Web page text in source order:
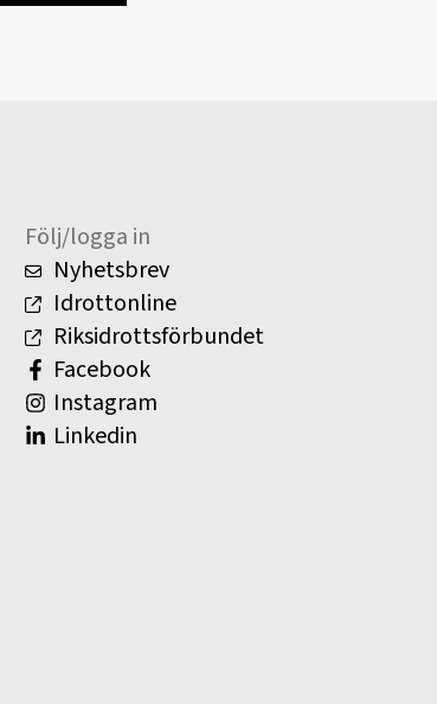
Följ/logga in
Nyhetsbrev
Idrottonline
Riksidrottsförbundet
Facebook
Instagram
Linkedin